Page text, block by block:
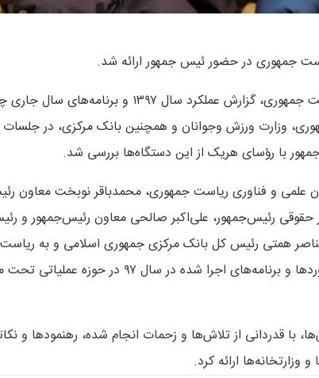
به گزارش وبنا به نقل از معاونت علمی و فناوری ریاست جمهوری، گزارش
وزارت ورزش وجوانان و همچنین بانک مرکزی، در جلسات
با رؤسای هریک از این دستگاه‌ها بررسی شد.
علمی و فناوری ریاست جمهوری، محمدباقر نوبخت معاون
حقوقی رئیس‌جمهور، علی‌اکبر صالحی معاون رئیس‌جمهور و
همتی رئیس کل بانک مرکزی جمهوری اسلامی و به
شد، هر یک از رؤسای این دستگاه‌ها به تشریح دستاوردها و برنامه‌های اجرا
با قدردانی از تلاش‌ها و زحمات انجام شده، رهنمودها و
ارائه کرد.